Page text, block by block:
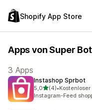
Shopify App Store
Apps von Super Bot
3 Apps
Instashop Sprbot
5,0von 5 Sternen
(4)
4 Rezensionen
•
Instagram-Feed